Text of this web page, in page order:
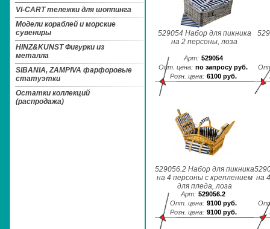
VI-CART тележки для шоппинга
Модели кораблей и морские
сувениры
HINZ&KUNST Фигурки из
металла
SIBANIA, ZAMPIVA фарфоровые
статуэтки
Остатки коллекций
(распродажа)
529054 Набор для пикника
на 2 персоны, лоза
Арт: 529054
Опт. цена: по запросу руб.
Розн. цена: 6100 руб.
529056.2 Набор для пикника
на 4 персоны с креплением
для пледа, лоза
Арт: 529056.2
Опт. цена: 9100 руб.
Розн. цена: 9100 руб.
на